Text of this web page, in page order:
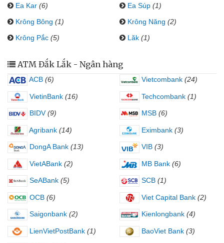
Ea Kar (6) Ea Súp (1)
Krông Bông (1) Krông Năng (2)
Krông Pắc (5) Lăk (1)
ATM Đắk Lắk - Ngân hàng
ACB (6) Vietcombank (24)
VietinBank (16) Techcombank (1)
BIDV (9) MSB (6)
Agribank (14) Eximbank (3)
DongA Bank (13) VIB (3)
VietABank (2) MB Bank (6)
SeABank (5) SCB (1)
OCB (6) Viet Capital Bank (2)
Saigonbank (2) Kienlongbank (4)
LienVietPostBank (1) BaoViet Bank (3)